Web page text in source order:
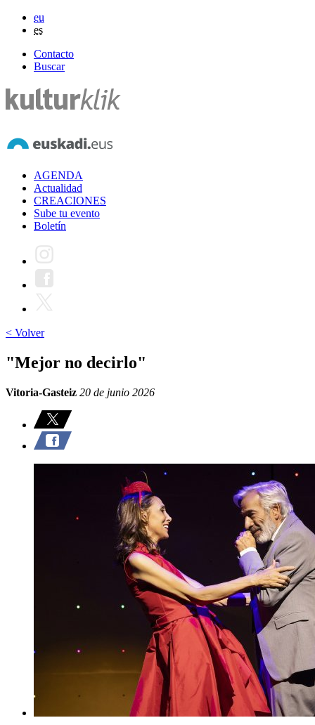
eu
es
Contacto
Buscar
AGENDA
Actualidad
CREACIONES
Sube tu evento
Boletín
< Volver
"Mejor no decirlo"
Vitoria-Gasteiz 20 de junio 2026